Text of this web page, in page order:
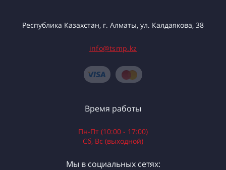
Республика Казахстан, г. Алматы, ул. Калдаякова, 38
info@tsmp.kz
Время работы
Пн-Пт (10:00 - 17:00)
Сб, Вс (выходной)
Мы в социальных сетях: